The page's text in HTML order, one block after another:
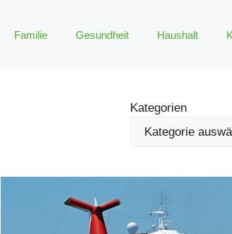
Familie Gesundheit Haushalt
Kategorien